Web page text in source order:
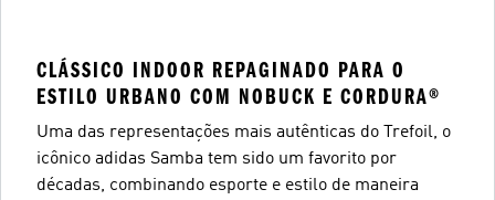
CLÁSSICO INDOOR REPAGINADO PARA O
ESTILO URBANO COM NOBUCK E CORDURA®
Uma das representações mais autênticas do Trefoil, o
icônico adidas Samba tem sido um favorito por
décadas, combinando esporte e estilo de maneira